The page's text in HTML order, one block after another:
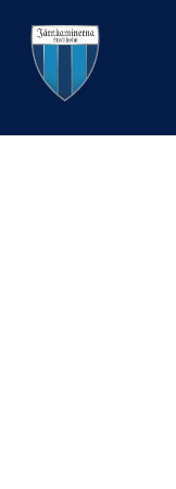
innehåll